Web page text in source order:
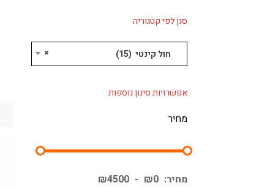
סנן לפי קטגוריה
× חול קינטי (15)
אפשרויות סינון נוספות
מחיר
מחיר: ₪0
-
₪4500